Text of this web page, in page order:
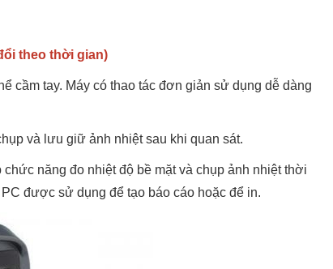
theo thời gian)
cầm tay. Máy có thao tác đơn giản sử dụng dễ dàng
và lưu giữ ảnh nhiệt sau khi quan sát.
năng đo nhiệt độ bề mặt và chụp ảnh nhiệt thời
được sử dụng để tạo báo cáo hoặc để in.